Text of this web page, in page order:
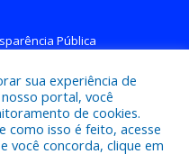
Pública
de Brejo Grande do
sua experiência de
portal, você
de cookies.
como isso é feito, acesse
você concorda, clique em